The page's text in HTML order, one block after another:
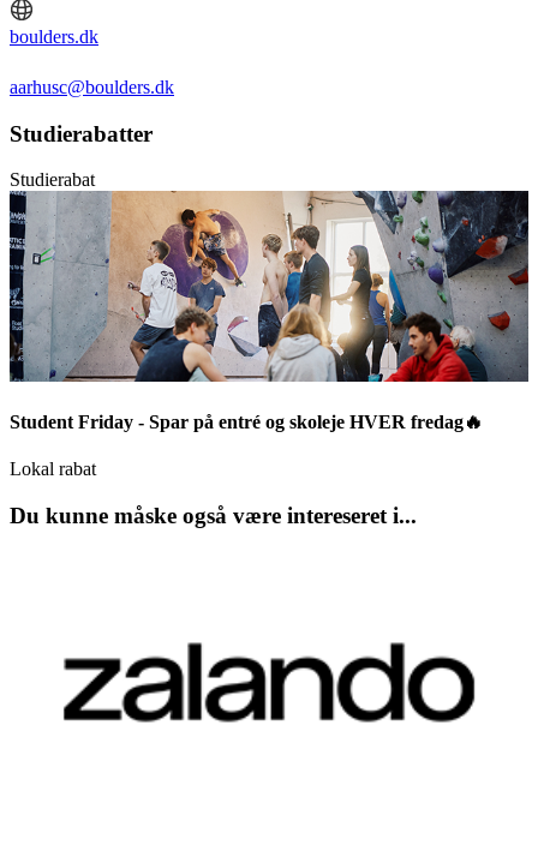
boulders.dk
aarhusc@boulders.dk
Studierabatter
Studierabat
Student Friday - Spar på entré og skoleje HVER fredag🔥
Lokal rabat
Du kunne måske også være intereseret i...